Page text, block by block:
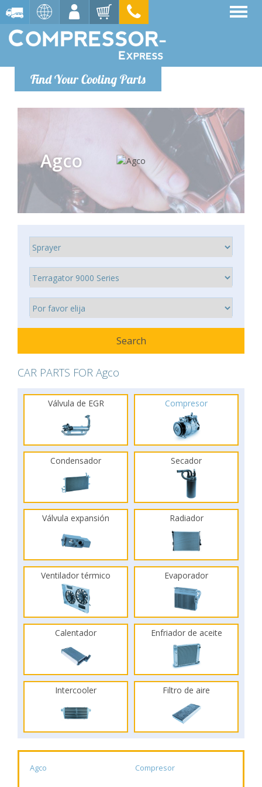
Find Your Cooling Parts
Agco
CAR PARTS FOR Agco
Válvula de EGR Compresor
Condensador Secador
Válvula expansión Radiador
Ventilador térmico Evaporador
Calentador Enfriador de aceite
Intercooler Filtro de aire
Agco Compresor